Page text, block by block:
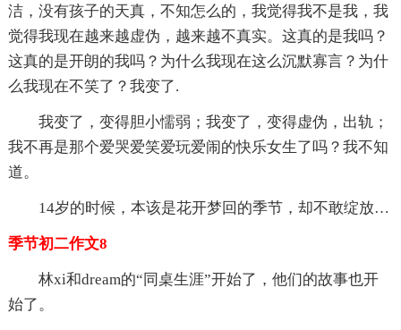
洁，没有孩子的天真，不知怎么的，我觉得我不是我，我
觉得我现在越来越虚伪，越来越不真实。这真的是我吗？
这真的是开朗的我吗？为什么我现在这么沉默寡言？为什
么我现在不笑了？我变了.
我变了，变得胆小懦弱；我变了，变得虚伪，出轨；
我不再是那个爱哭爱笑爱玩爱闹的快乐女生了吗？我不知
道。
14岁的时候，本该是花开梦回的季节，却不敢绽放…
季节初二作文8
林xi和dream的“同桌生涯”开始了，他们的故事也开
始了。